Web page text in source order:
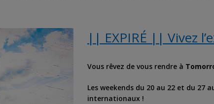
|| EXPIRÉ || Vivez
Vous rêvez de vous rendre à
Les weekends du 20 au 22 et du 27
internationaux !